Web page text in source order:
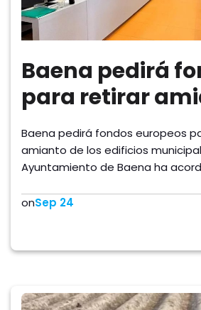
Baena pedirá
para retirar
Baena pedirá fondos europeos
amianto de los edificios
Ayuntamiento de Baena ha
onSep 24